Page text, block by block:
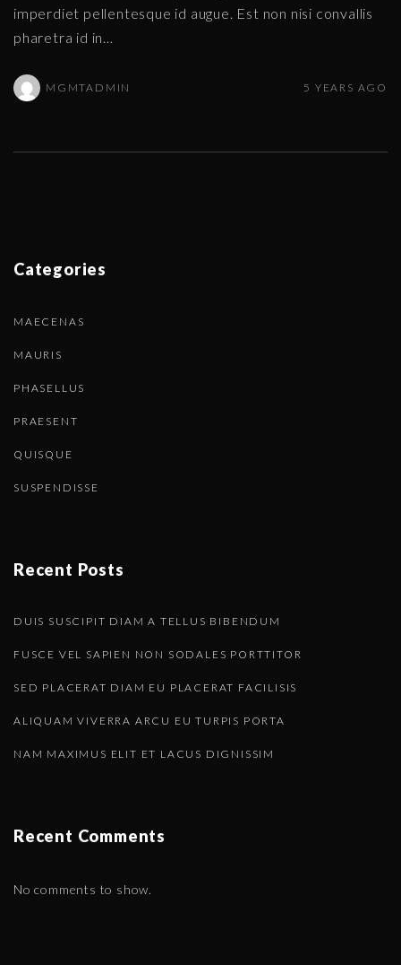
imperdiet pellentesque id augue. Est non nisi convallis
pharetra id in…
MGMTADMIN 5 YEARS AGO
Categories
MAECENAS
MAURIS
PHASELLUS
PRAESENT
QUISQUE
SUSPENDISSE
Recent Posts
DUIS SUSCIPIT DIAM A TELLUS BIBENDUM
FUSCE VEL SAPIEN NON SODALES PORTTITOR
SED PLACERAT DIAM EU PLACERAT FACILISIS
ALIQUAM VIVERRA ARCU EU TURPIS PORTA
NAM MAXIMUS ELIT ET LACUS DIGNISSIM
Recent Comments
No comments to show.